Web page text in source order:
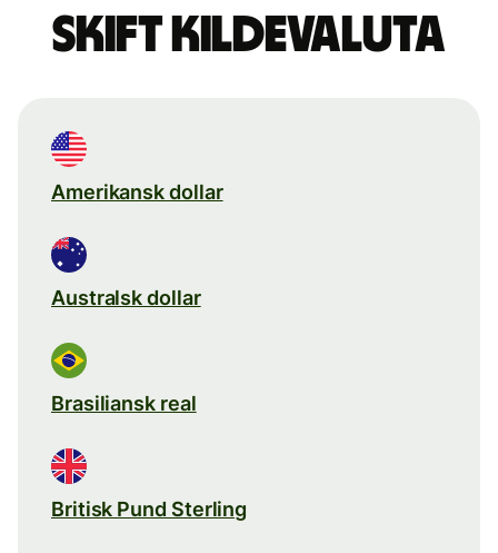
Skift kildevaluta
Amerikansk dollar
Australsk dollar
Brasiliansk real
Britisk Pund Sterling